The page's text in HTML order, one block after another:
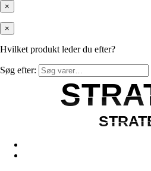
×
×
Hvilket produkt leder du efter?
Søg efter: